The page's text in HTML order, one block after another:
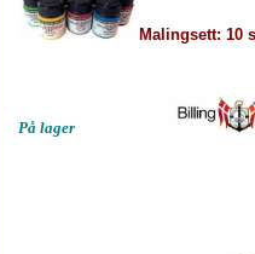
Malingsett: 10
På lager